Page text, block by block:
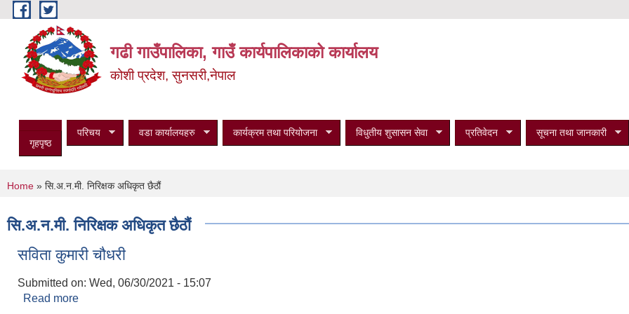
Skip to main content
गढी गाउँपालिका, गाउँ कार्यपालिकाको कार्यालय
कोशी प्रदेश, सुनसरी,नेपाल
गृहपृष्ठ
परिचय वडा कार्यालयहरु कार्यक्रम तथा परियोजना विधुतीय शुसासन सेवा प्रतिवेदन सूचना तथा जानकारी
You are here
Home » सि.अ.न.मी. निरिक्षक अधिकृत छैठौं
सि.अ.न.मी. निरिक्षक अधिकृत छैठौं
सविता कुमारी चौधरी
Submitted on: Wed, 06/30/2021 - 15:07
Read more